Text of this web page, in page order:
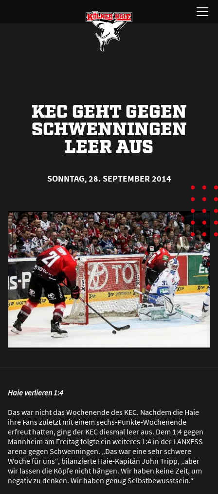
Menü
öffnen
KEC GEHT GEGEN
SCHWENNINGEN
LEER AUS
SONNTAG, 28. SEPTEMBER 2014
Haie verlieren 1:4
Das war nicht das Wochenende des KEC. Nachdem die Haie
ihre Fans zuletzt mit einem sechs-Punkte-Wochenende
erfreut hatten, ging der KEC diesmal leer aus. Dem 1:4 gegen
Mannheim am Freitag folgte ein weiteres 1:4 in der LANXESS
arena gegen Schwenningen. „Das war eine sehr schwere
Woche für uns“, bilanzierte Haie-Kapitän John Tripp, „aber
wir lassen die Köpfe nicht hängen. Wir haben keine Zeit, um
negativ zu denken. Wir haben genug Selbstbewusstsein.“